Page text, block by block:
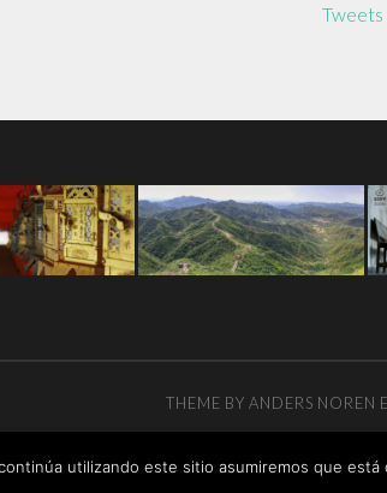
Tweets
THEME BYANDERS NOREN
utilizando este sitio asumiremos que está